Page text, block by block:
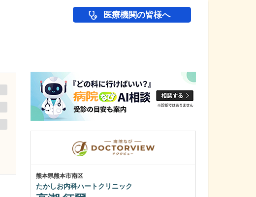
医療機関の皆様へ
熊本県熊本市南区
たかしお内科ハートクリニック